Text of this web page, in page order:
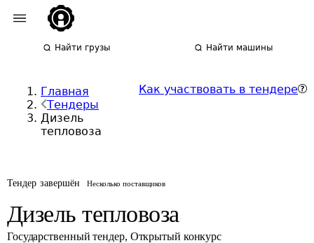
Найти грузы Найти машины
Главная
Тендеры
Дизель
тепловоза
Как участвовать в тендере
Тендер завершён Несколько поставщиков
Дизель тепловоза
Государственный тендер, Открытый конкурс